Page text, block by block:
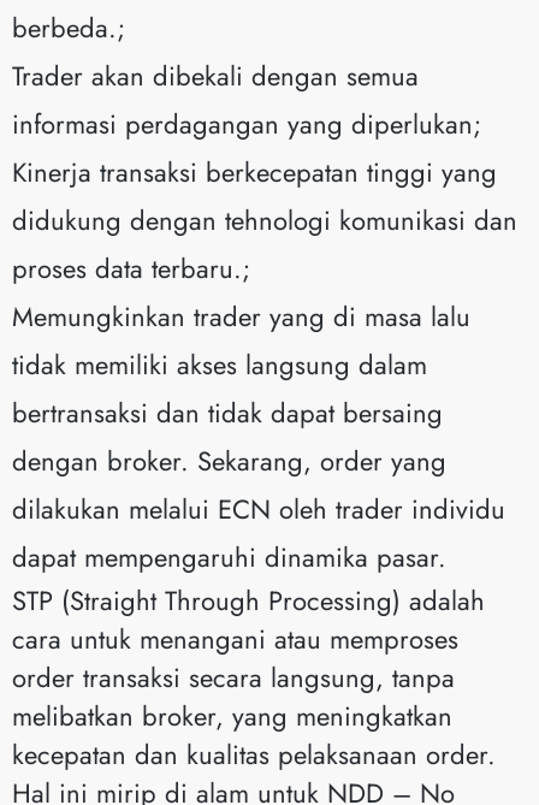
berbeda.;
Trader akan dibekali dengan semua
informasi perdagangan yang diperlukan;
Kinerja transaksi berkecepatan tinggi yang
didukung dengan tehnologi komunikasi dan
proses data terbaru.;
Memungkinkan trader yang di masa lalu
tidak memiliki akses langsung dalam
bertransaksi dan tidak dapat bersaing
dengan broker. Sekarang, order yang
dilakukan melalui ECN oleh trader individu
dapat mempengaruhi dinamika pasar.
STP (Straight Through Processing) adalah
cara untuk menangani atau memproses
order transaksi secara langsung, tanpa
melibatkan broker, yang meningkatkan
kecepatan dan kualitas pelaksanaan order.
Hal ini mirip di alam untuk NDD – No